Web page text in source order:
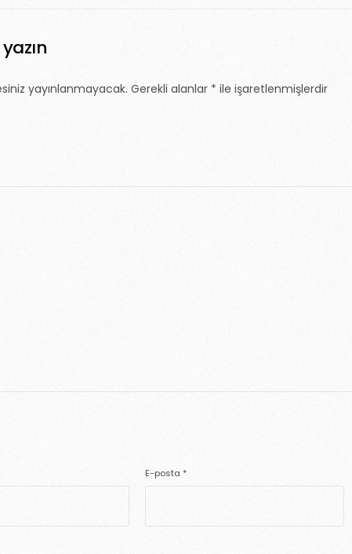
yayınlanmayacak. Gerekli alanlar * ile işaretlenmişlerdir
E-posta *